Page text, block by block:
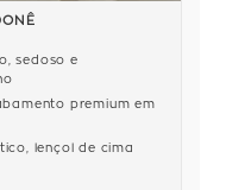
sedoso e
premium em
lençol de cima